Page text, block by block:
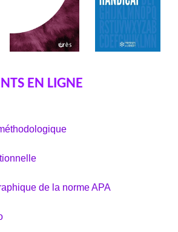
EN LIGNE
de la norme APA